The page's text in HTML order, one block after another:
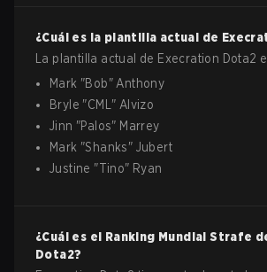
¿Cuál es la plantilla actual de
La plantilla actual de Execration Dota2
Mark "Bob" Anthony
Bryle "CML " Alvizo
Jinn "Palos" Marrey
Mark "Shanks" Jubert
Justine "Tino" Ryan
¿Cuál es el Ranking Mundial Strafe
Dota2?